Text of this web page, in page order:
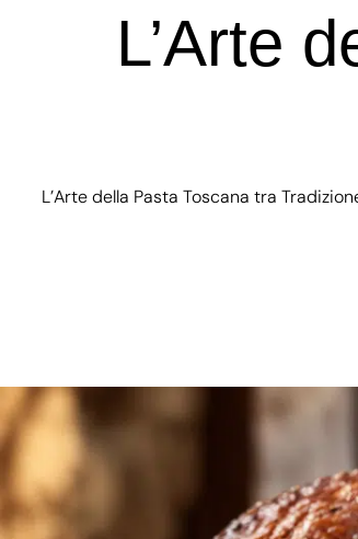
L’Arte
L’Arte della Pasta Toscana tra